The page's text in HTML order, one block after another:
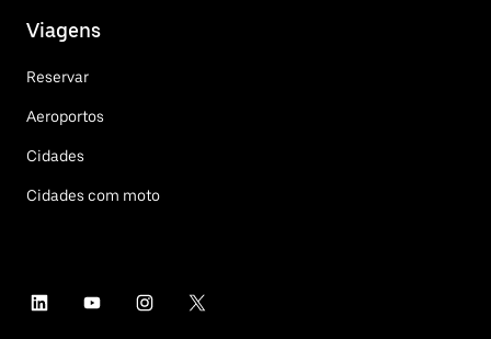
Viagens
Reservar
Aeroportos
Cidades
Cidades com moto